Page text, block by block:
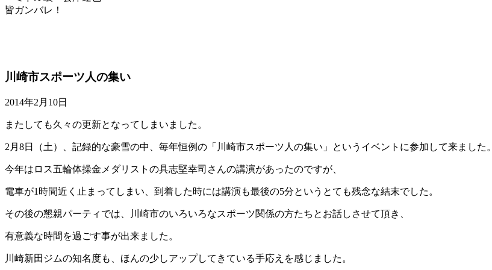
皆ガンバレ！
川崎市スポーツ人の集い
2014年2月10日
またしても久々の更新となってしまいました。
2月8日（土）、記録的な豪雪の中、毎年恒例の「川崎市スポーツ人の集い」というイベントに参加して来ました。
今年はロス五輪体操金メダリストの具志堅幸司さんの講演があったのですが、
電車が1時間近く止まってしまい、到着した時には講演も最後の5分というとても残念な結末でした。
その後の懇親パーティでは、川崎市のいろいろなスポーツ関係の方たちとお話しさせて頂き、
有意義な時間を過ごす事が出来ました。
川崎新田ジムの知名度も、ほんの少しアップしてきている手応えを感じました。